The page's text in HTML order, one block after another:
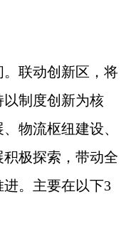
联动创新区，将
制度创新为核
物流枢纽建设、
极探索，带动全
。主要在以下3